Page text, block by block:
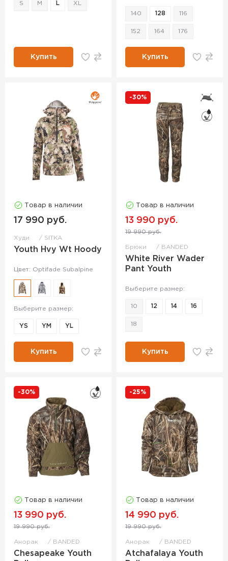
S M L XL
Купить
140 128 116
152 164 176
Купить
Товар в наличии
17 990 руб.
Худи SITKA
Youth Hvy Wt Hoody
Цвет: Optifade Subalpine
Выберите размер:
YS YM YL
Купить
-30%
Товар в наличии
13 990 руб.
19 990 руб.
Брюки BANDED
White River Wader
Pant Youth
Выберите размер:
10 12 14 16
18
Купить
-30%
Товар в наличии
13 990 руб.
19 990 руб.
Анорак BANDED
Chesapeake Youth
-25%
Товар в наличии
14 990 руб.
19 990 руб.
Анорак BANDED
Atchafalaya Youth